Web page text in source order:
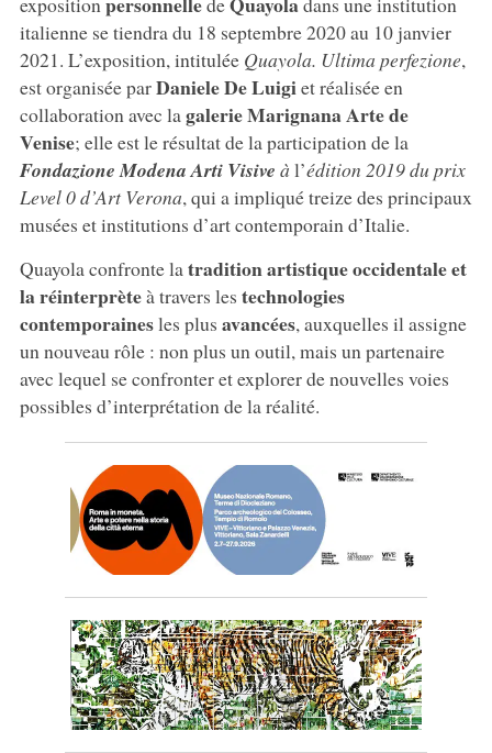
italienne se tiendra du 18 septembre 2020 au 10 janvier
2021. L’exposition, intitulée Quayola. Ultima perfezione,
est organisée parDaniele De Luigiet réalisée en
collaboration avec lagalerie Marignana Arte de
Venise; elle est le résultat de la participation de la
Fondazione Modena Arti Visive à l’édition 2019 du prix
Level 0 d’Art Verona, qui a impliqué treize des principaux
musées et institutions d’art contemporain d’Italie.
Quayola confronte la tradition artistique occidentale et
la réinterprèteà travers les technologies
contemporainesles plus avancées, auxquelles il assigne
un nouveau rôle : non plus un outil, mais un partenaire
avec lequel se confronter et explorer de nouvelles voies
possibles d’interprétation de la réalité.